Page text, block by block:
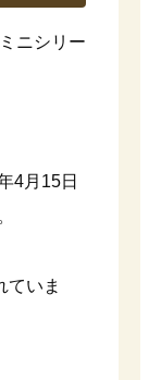
ニシリー
4月15日
ていま